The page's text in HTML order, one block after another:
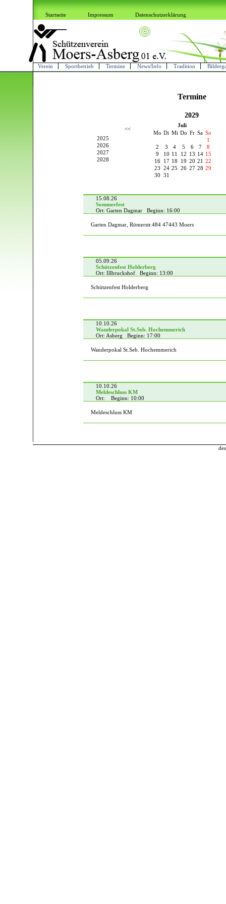
Startseite Impressum Datenschutzerklärung
Verein Sportbetrieb Termine News/Info Tradition
Termine
2029
2025
2026
2027
2028
<<
Juli
Mo Di Mi Do Fr Sa So
1
2
3 4 5 6 7
8
9
10 11 12 13 14 15
16
17 18 19 20 21 22
23 24 25 26 27 28 29
30 31
15.08.26
Sommerfest
Ort: Garten Dagmar Beginn: 16:00
Garten Dagmar, Römerstr.484 47443 Moers
05.09.26
Schützenfest Holderberg
Ort: Illbruckshof Beginn: 13:00
Schützenfest Holderberg
10.10.26
Wanderpokal St.Seb. Hochemmerich
Ort: Asberg Beginn: 17:00
Wanderpokal St.Seb. Hochemmerich
10.10.26
Meldeschluss KM
Ort: Beginn: 10:00
Meldeschluss KM